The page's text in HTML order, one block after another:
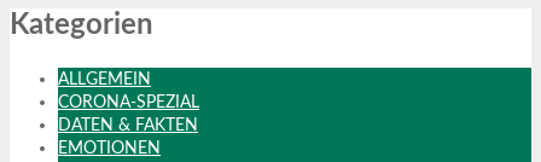
Kategorien
ALLGEMEIN
CORONA-SPEZIAL
DATEN & FAKTEN
EMOTIONEN